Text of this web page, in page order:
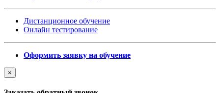
Дистанционное обучение
Онлайн тестирование
Оформить заявку на обучение
×